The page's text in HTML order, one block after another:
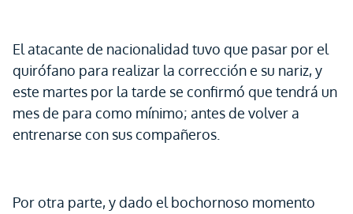
El atacante de nacionalidad tuvo que pasar por el
quirófano para realizar la corrección e su nariz, y
este martes por la tarde se confirmó que tendrá un
mes de para como mínimo; antes de volver a
entrenarse con sus compañeros.
Por otra parte, y dado el bochornoso momento